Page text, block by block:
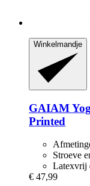
Winkelmandje
GAIAM
Printed
Stroeve
Latexvrij
€ 47,99